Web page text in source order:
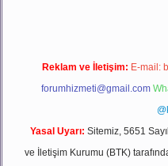
Reklam ve İletişim: E-mail:
forumhizmeti@gmail.com
Yasal Uyarı: Sitemiz, 5651
ve İletişim Kurumu (BTK)